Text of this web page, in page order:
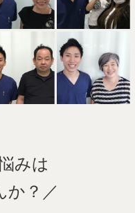
みは
か？／